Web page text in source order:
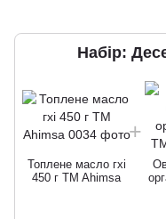
Набір:
Топлене масло гхі
450 г TM Ahimsa